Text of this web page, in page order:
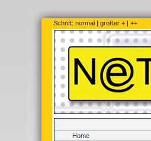
Home
Schrift: normal | größer + | ++